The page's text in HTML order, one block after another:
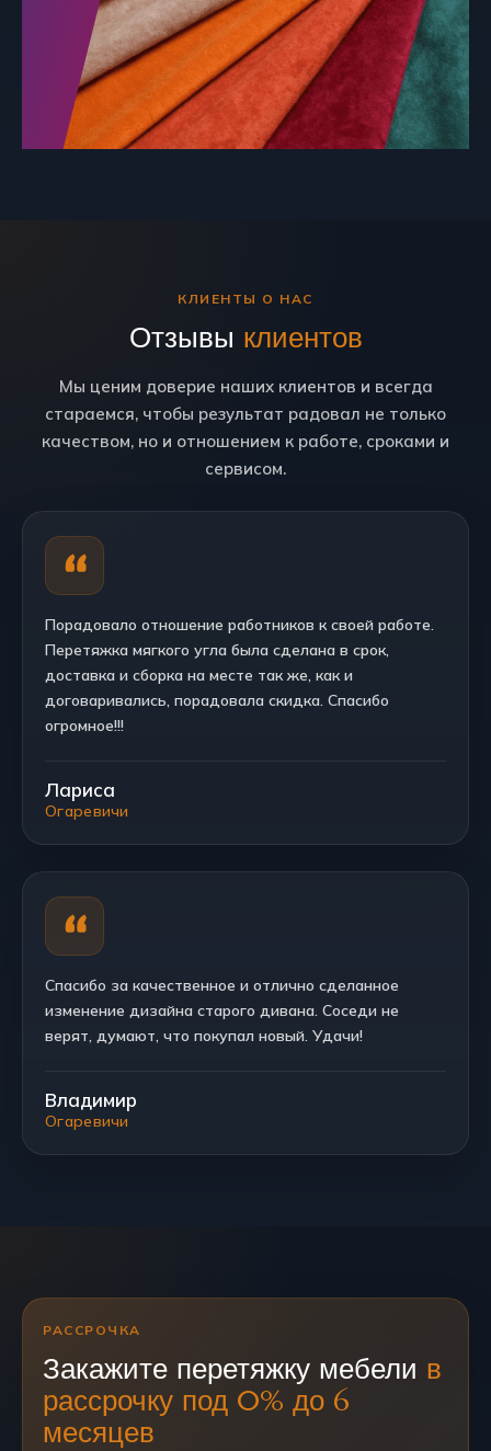
КЛИЕНТЫ О НАС
Отзывы клиентов
Мы ценим доверие наших клиентов и всегда
стараемся, чтобы результат радовал не только
качеством, но и отношением к работе, сроками и
сервисом.
Порадовало отношение работников к своей работе.
Перетяжка мягкого угла была сделана в срок,
доставка и сборка на месте так же, как и
договаривались, порадовала скидка. Спасибо
огромное!!!
Лариса
Огаревичи
Спасибо за качественное и отлично сделанное
изменение дизайна старого дивана. Соседи не
верят, думают, что покупал новый. Удачи!
Владимир
Огаревичи
РАССРОЧКА
Закажите перетяжку мебели в
рассрочку под 0% до 6
месяцев